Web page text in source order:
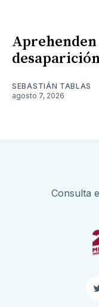
SEBASTIÁN TABLAS
agosto 7, 2026
Consulta